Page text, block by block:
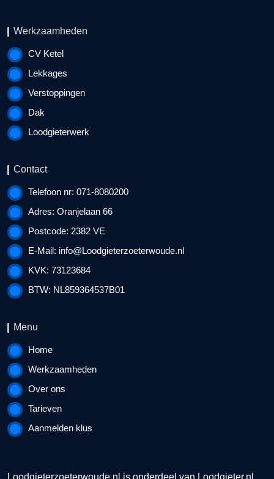
Werkzaamheden
CV Ketel
Lekkages
Verstoppingen
Dak
Loodgieterwerk
Contact
Telefoon nr: 071-8080200
Adres: Oranjelaan 66
Postcode: 2382 VE
E-Mail: info@Loodgieterzoeterwoude.nl
KVK: 73123684
BTW: NL859364537B01
Menu
Home
Werkzaamheden
Over ons
Tarieven
Aanmelden klus
Loodgieterzoeterwoude.nl is onderdeel van Loodgieter.nl